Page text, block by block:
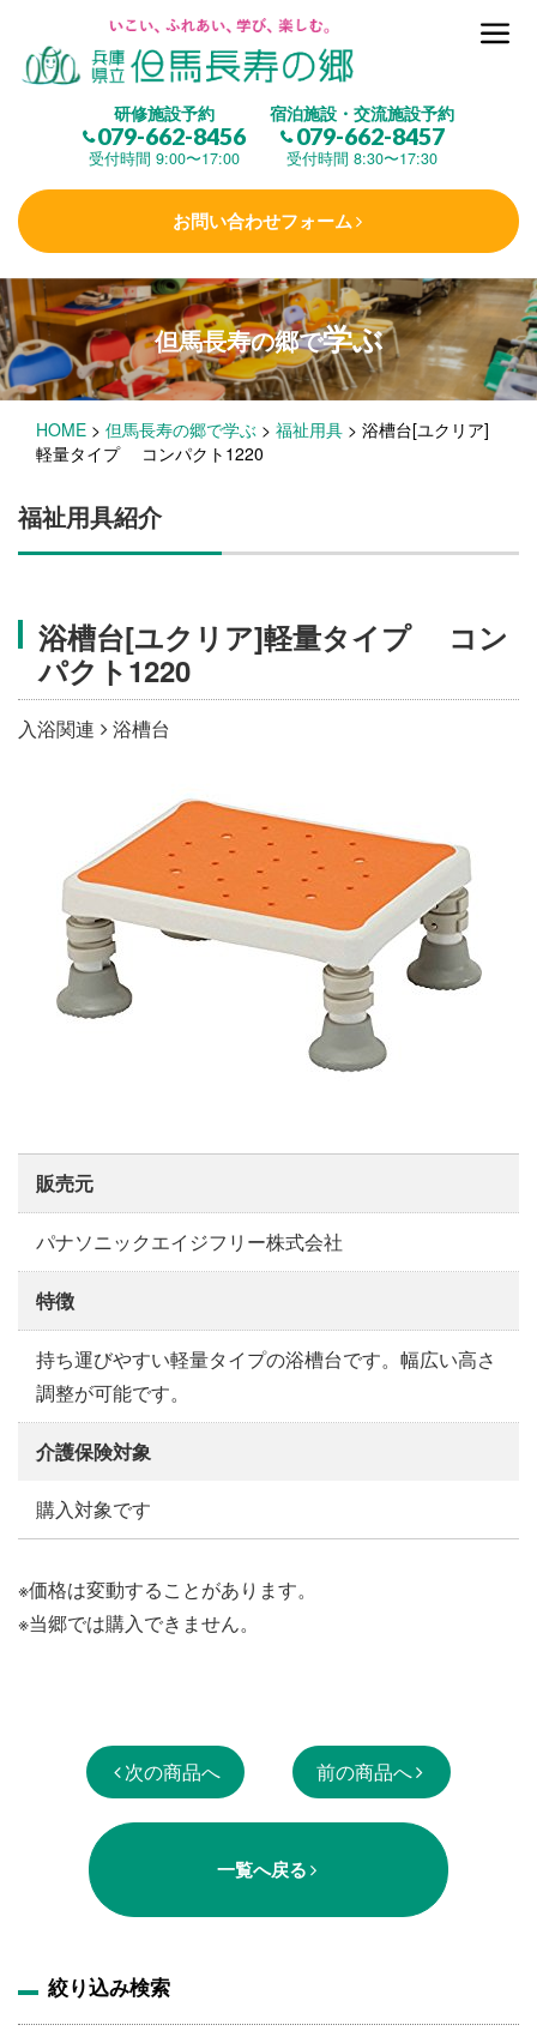
研修施設予約
079-662-8456
受付時間 9:00〜17:00
宿泊施設・交流施設予約
079-662-8457
受付時間 8:30〜17:30
お問い合わせフォーム
但馬長寿の郷とは
(研修施設)
楽しむ
学 ぶ(健康福祉)
泊まる(宿泊)
施設・料金
アクセス
但馬長寿の郷で学ぶ
HOME > 但馬長寿の郷で学ぶ > 福祉用具 > 浴槽台[ユクリア]
軽量タイプ コンパクト1220
福祉用具紹介
浴槽台[ユクリア]軽量タイプ コン
パクト1220
入浴関連 浴槽台
販売元
パナソニックエイジフリー株式会社
特徴
持ち運びやすい軽量タイプの浴槽台です。幅広い高さ
調整が可能です。
介護保険対象
購入対象です
※価格は変動することがあります。
※当郷では購入できません。
次の商品へ 前の商品へ
一覧へ戻る
絞り込み検索